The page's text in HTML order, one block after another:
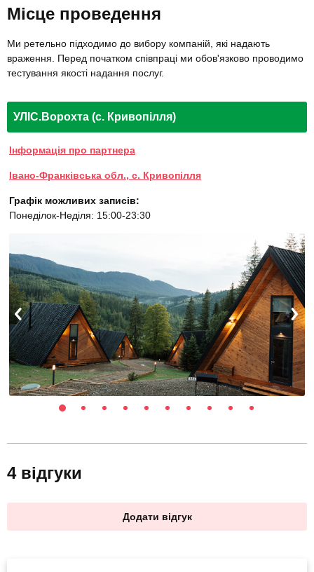
Місце проведення
Ми ретельно підходимо до вибору компаній, які надають
враження. Перед початком співпраці ми обов'язково проводимо
тестування якості надання послуг.
УЛІС.Ворохта (с. Кривопілля)
Інформація про партнера
Івано-Франківська обл., с. Кривопілля
Графік можливих записів:
Понеділок-Неділя: 15:00-23:30
4 відгуки
Додати відгук